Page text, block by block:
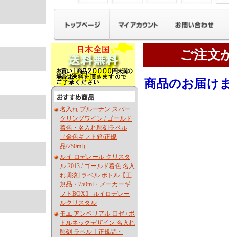
名入れ ブルーナン スパー
クリングワイン / ゴールド
着色・名入れ彫刻ラベル
（金色ギフト箱/正規
品/750ml）
ルイ ロデレール クリスタ
ル 2013 / ゴールド着色 名入
れ 彫刻 ラベル ボトル【正
規品・750ml・メーカーギ
フトBOX】 ルイロデレー
ルクリスタル
モエ アンペリアル ロゼ / ボ
トルネックデザイン 名入れ
彫刻 ラベル｜正規品・
ご注文
商品のお届け